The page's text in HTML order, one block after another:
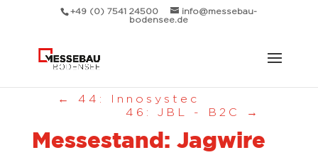
+49 (0) 7541 24500
info@messebau-
bodensee.de
← 44: Innosystec
46: JBL - B2C
→
Messestand: Jagwire